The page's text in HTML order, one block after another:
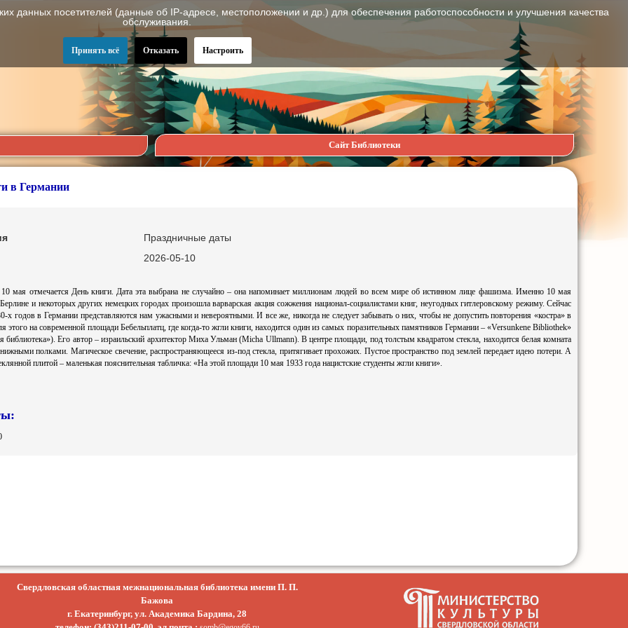
Сайт Библиотеки
в Германии
Праздничные даты
2026-05-10
мая отмечается День книги. Дата эта выбрана не случайно – она напоминает миллионам людей во всем мире об истинном лице фашизма. Именно 10 мая
и некоторых других немецких городах произошла варварская акция сожжения национал-социалистами книг, неугодных гитлеровскому режиму. Сейчас
х годов в Германии представляются нам ужасными и невероятными. И все же, никогда не следует забывать о них, чтобы не допустить повторения «костра» в
этого на современной площади Бебельплатц, где когда-то жгли книги, находится один из самых поразительных памятников Германии – «Versunkene Bibliothek»
библиотека»). Его автор – израильский архитектор Миха Ульман (Micha Ullmann). В центре площади, под толстым квадратом стекла, находится белая комната
полками. Магическое свечение, распространяющееся из-под стекла, притягивает прохожих. Пустое пространство под землей передает идею потери. А
плитой – маленькая пояснительная табличка: «На этой площади 10 мая 1933 года нацистские студенты жгли книги».
Свердловская областная межнациональная библиотека имени П. П.
Бажова
г. Екатеринбург, ул. Академика Бардина, 28
данных посетителей (данные об IP-адресе, местоположении и др.) для обеспечения работоспособности и улучшения качества
обслуживания.
Принять всё Отказать Настроить